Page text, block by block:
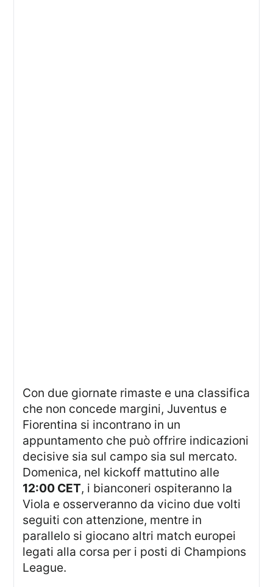
Con due giornate rimaste e una classifica
che non concede margini, Juventus e
Fiorentina si incontrano in un
appuntamento che può offrire indicazioni
decisive sia sul campo sia sul mercato.
Domenica, nel kickoff mattutino alle
12:00 CET, i bianconeri ospiteranno la
Viola e osserveranno da vicino due volti
seguiti con attenzione, mentre in
parallelo si giocano altri match europei
legati alla corsa per i posti di Champions
League.